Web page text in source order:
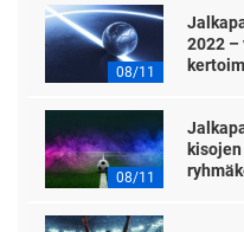
08/11
2022 –
08/11
kisojen